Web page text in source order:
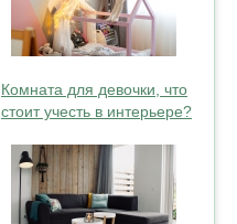
Комната для девочки, что
стоит учесть в интерьере?